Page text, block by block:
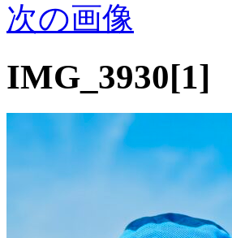
次の画像
IMG_3930[1]